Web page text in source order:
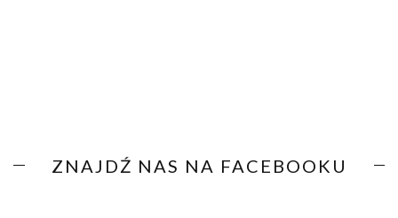
ZNAJDŹ NAS NA FACEBOOKU